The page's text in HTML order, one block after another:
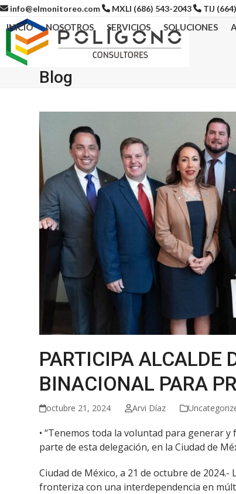
Skip
content
info@elmonitoreo.com MXLI (686) 543-2043 TIJ
INICIO NOSOTROS SERVICIOS SOLUCIONES
Blog
PARTICIPA ALCALDE
BINACIONAL PARA
octubre 21, 2024 Arvi Díaz
• “Tenemos toda la voluntad para generar
parte de esta delegación, en la Ciudad de
Ciudad de México, a 21 de octubre de
fronteriza con una interdependencia en